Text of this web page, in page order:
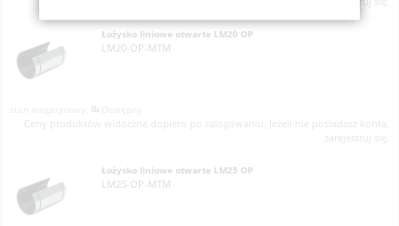
Łożysko liniowe otwarte LM20 OP
LM20-OP-MTM
Ceny produktów widoczne dopiero po zalogowaniu. Jeżeli nie posiadasz konta,
zarejestruj się.
Łożysko liniowe otwarte LM25 OP
LM25-OP-MTM